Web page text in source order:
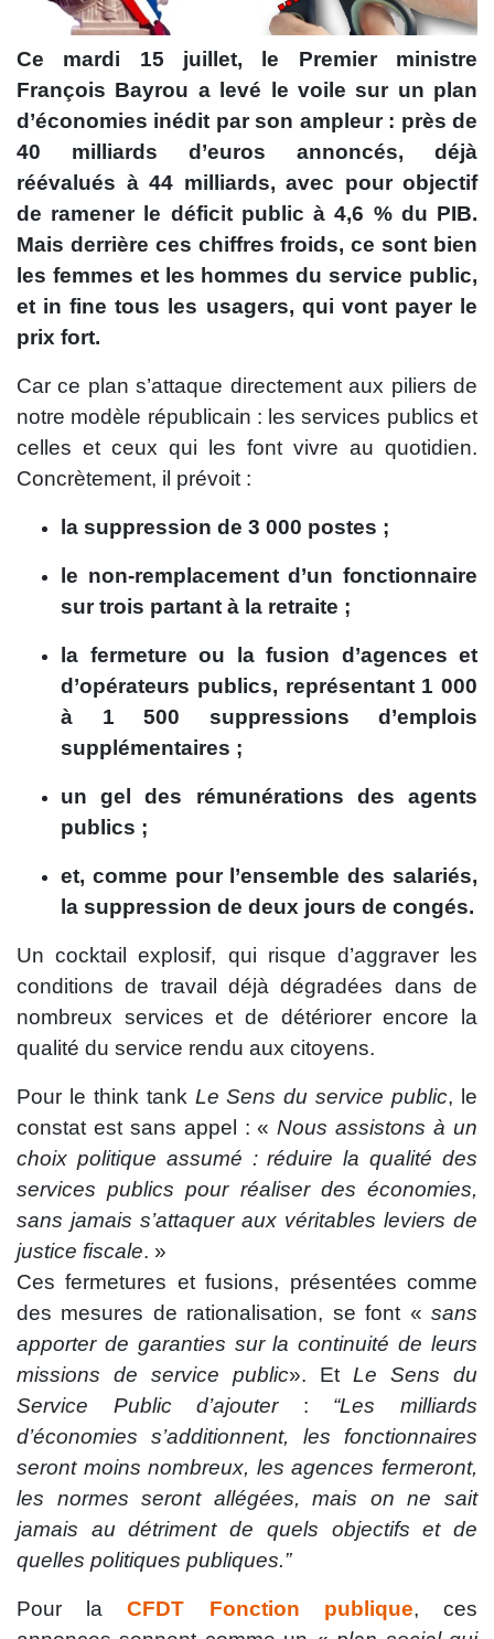
Ce mardi 15 juillet, le Premier ministre
François Bayrou a levé le voile sur un plan
d’économies inédit par son ampleur : près de
40 milliards d’euros annoncés, déjà
réévalués à 44 milliards, avec pour objectif
de ramener le déficit public à 4,6 % du PIB.
Mais derrière ces chiffres froids, ce sont bien
les femmes et les hommes du service public,
et in fine tous les usagers, qui vont payer le
prix fort.
Car ce plan s’attaque directement aux piliers de
notre modèle républicain : les services publics et
celles et ceux qui les font vivre au quotidien.
Concrètement, il prévoit :
la suppression de 3 000 postes ;
le non-remplacement d’un fonctionnaire
sur trois partant à la retraite ;
la fermeture ou la fusion d’agences et
d’opérateurs publics, représentant 1 000
à 1 500 suppressions d’emplois
supplémentaires ;
un gel des rémunérations des agents
publics ;
et, comme pour l’ensemble des salariés,
la suppression de deux jours de congés.
Un cocktail explosif, qui risque d’aggraver les
conditions de travail déjà dégradées dans de
nombreux services et de détériorer encore la
qualité du service rendu aux citoyens.
Pour le think tank Le Sens du service public, le
constat est sans appel : «Nous assistons à un
choix politique assumé : réduire la qualité des
services publics pour réaliser des économies,
sans jamais s’attaquer aux véritables leviers de
justice fiscale. »
Ces fermetures et fusions, présentées comme
des mesures de rationalisation, se font « sans
apporter de garanties sur la continuité de leurs
missions de service public». Et Le Sens du
Service Public d’ajouter: “Les milliards
d’économies s’additionnent, les fonctionnaires
seront moins nombreux, les agences fermeront,
les normes seront allégées, mais on ne sait
jamais au détriment de quels objectifs et de
quelles politiques publiques.”
Pour laCFDT Fonction publique, ces